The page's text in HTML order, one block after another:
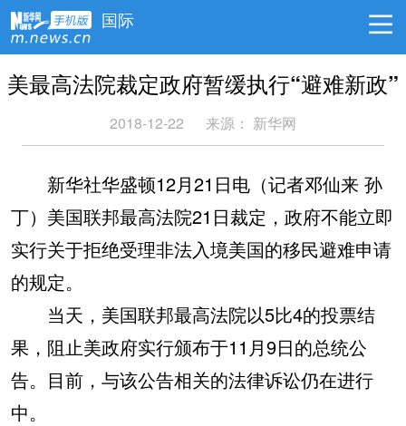
国际
美最高法院裁定政府暂缓执行“避难新政”
2018-12-22 来源： 新华网
新华社华盛顿12月21日电（记者邓仙来 孙
丁）美国联邦最高法院21日裁定，政府不能立即
实行关于拒绝受理非法入境美国的移民避难申请
的规定。
当天，美国联邦最高法院以5比4的投票结
果，阻止美政府实行颁布于11月9日的总统公
告。目前，与该公告相关的法律诉讼仍在进行
中。